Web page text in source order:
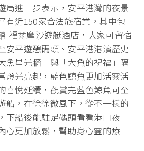
局進一步表示，安平港灣的夜景
有近150家合法旅宿業，其中包
-福爾摩沙遊艇酒店，大家可留宿
安平遊憩碼頭、安平港港濱歷史
魚星光牆」與「大魚的祝福」隔
燈光亮起，藍色鯨魚更加活靈活
喜悅延續，觀賞完藍色鯨魚可至
船，在徐徐微風下，從不一樣的
下船後能駐足碼頭看看港口夜
心更加放鬆，幫助身心靈的療